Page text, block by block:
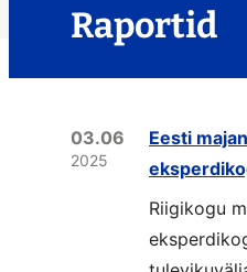
Raportid
03.06
2025
Eesti
Riigikogu